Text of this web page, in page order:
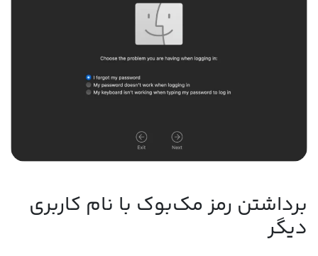
برداشتن رمز مک‌بوک با نام کاربری
دیگر